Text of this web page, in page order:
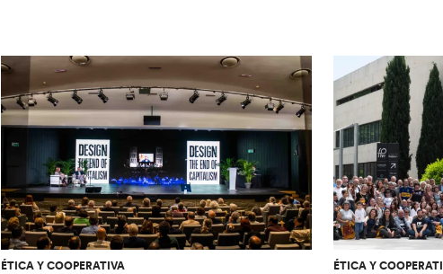
ÉTICA Y COOPERATIVA ÉTICA Y